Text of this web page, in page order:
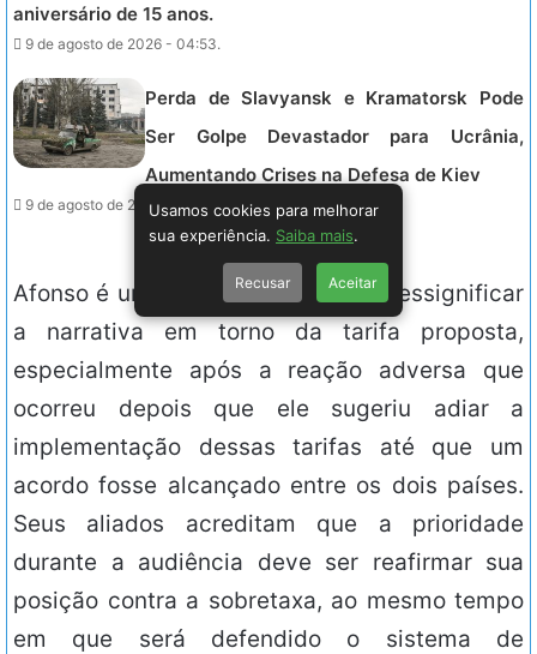
aniversário de 15 anos.
9 de agosto de 2026 - 04:53.
Perda de Slavyansk e Kramatorsk Pode
Ser Golpe Devastador para Ucrânia,
Aumentando Crises na Defesa de Kiev
9 de agosto de 2026 - 04:42.
Afonso é uma estratégia que visa ressignificar
a narrativa em torno da tarifa proposta,
especialmente após a reação adversa que
ocorreu depois que ele sugeriu adiar a
implementação dessas tarifas até que um
acordo fosse alcançado entre os dois países.
Seus aliados acreditam que a prioridade
durante a audiência deve ser reafirmar sua
posição contra a sobretaxa, ao mesmo tempo
em que será defendido o sistema de
Usamos cookies para melhorar
sua experiência. Saiba mais
Recusar Aceitar